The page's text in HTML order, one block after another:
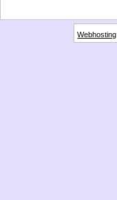
Webhosting